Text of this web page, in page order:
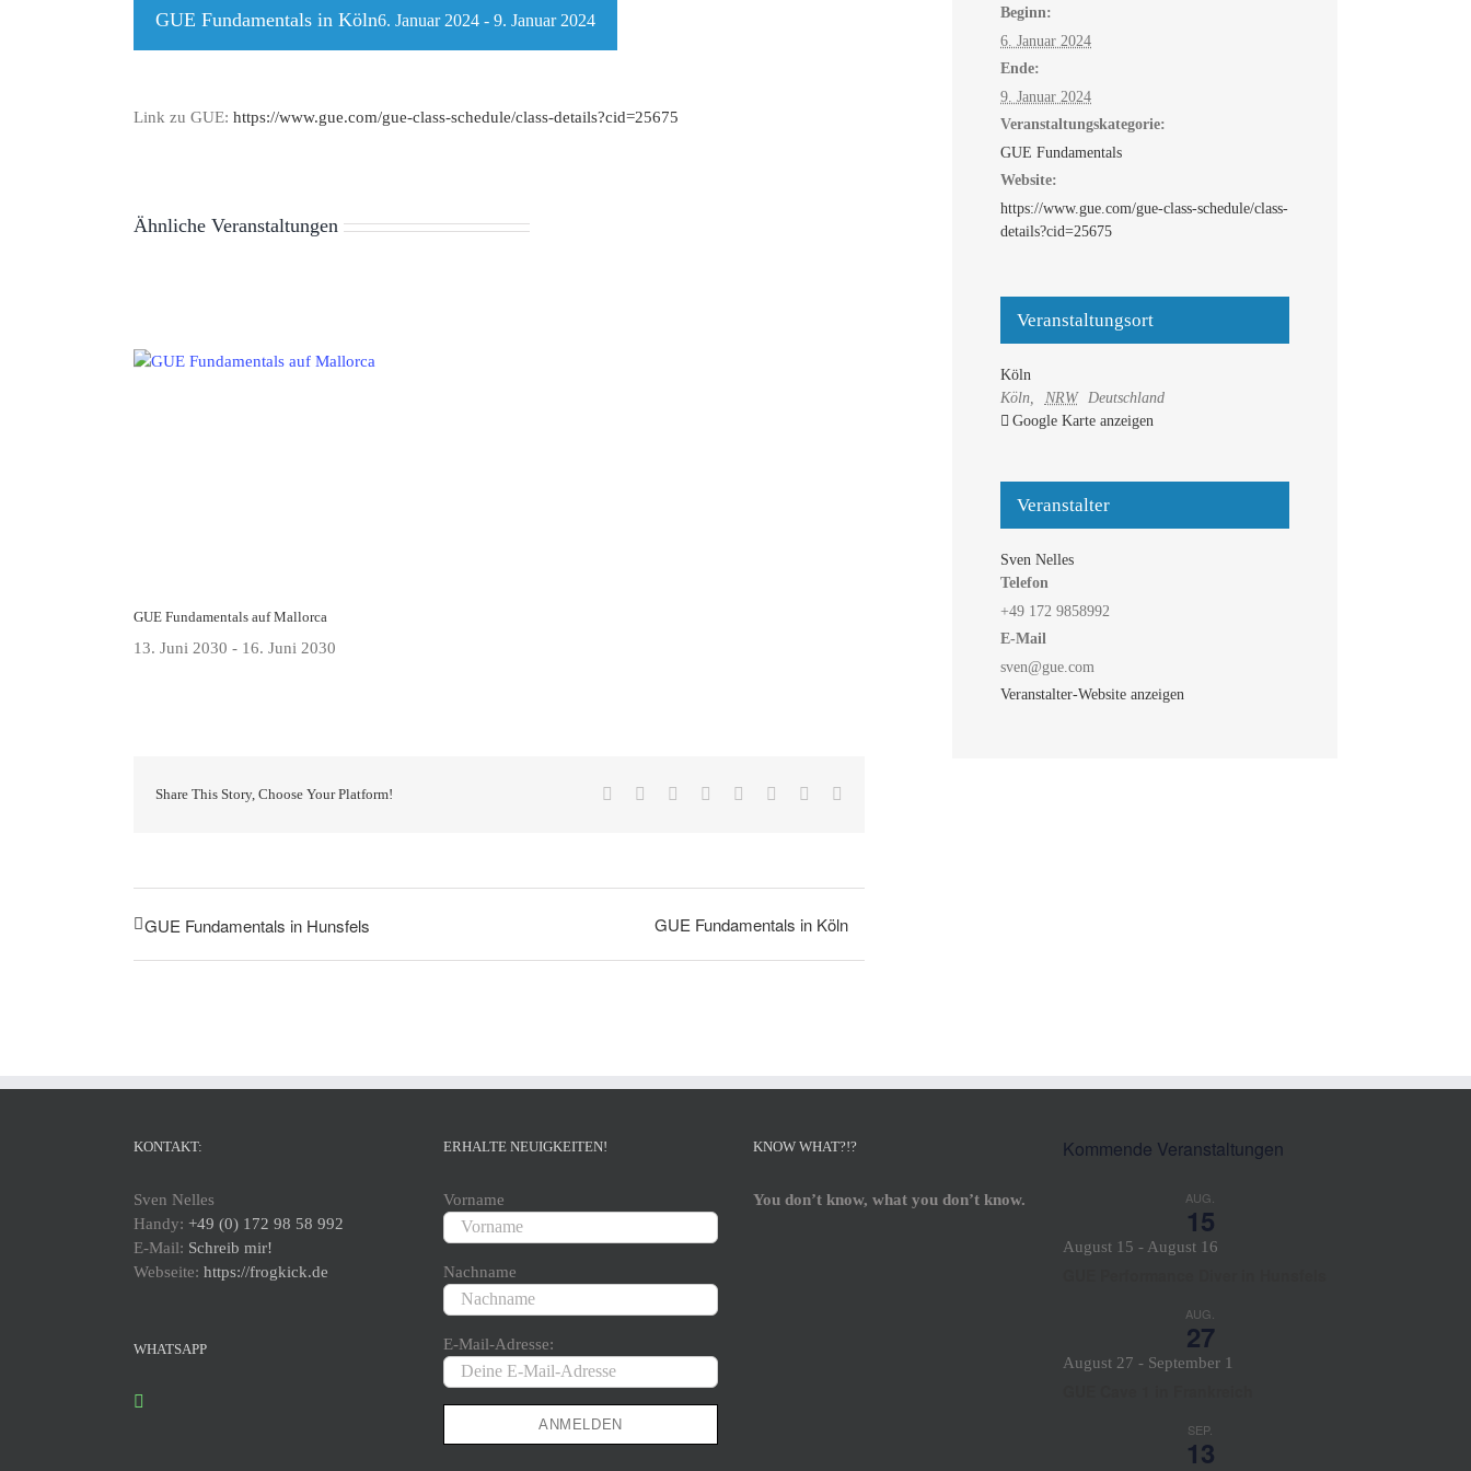
GUE Fundamentals in Köln6. Januar 2024 - 9. Januar 2024
Link zu GUE: https://www.gue.com/gue-class-schedule/class-details?cid=25675
Ähnliche Veranstaltungen
GUE Fundamentals auf Mallorca
13. Juni 2030 - 16. Juni 2030
Share This Story, Choose Your Platform! Facebook Reddit LinkedIn
TumblrPinterest
GUE Fundamentals in Hunsfels GUE Fundamentals in Köln
Beginn:
6. Januar 2024
Ende:
9. Januar 2024
Veranstaltungskategorie:
GUE Fundamentals
Website:
https://www.gue.com/gue-class-schedule/class-
details?cid=25675
Veranstaltungsort
Köln
Köln, NRW
Deutschland
Google Karte anzeigen
Veranstalter
Sven Nelles
Telefon
+49 172 9858992
E-Mail
sven@gue.com
Veranstalter-Website anzeigen
KONTAKT:
Sven Nelles
Handy: +49 (0) 172 98 58 992
E-Mail: Schreib mir!
Webseite: https://frogkick.de
WHATSAPP
ERHALTE NEUIGKEITEN!
Vorname
Nachname
E-Mail-Adresse:
KNOW WHAT?!?
You don’t know, what you don’t know.
Kommende Veranstaltungen
AUG.
15
August 15 - August 16
AUG.
27
August 27 - September 1
SEP.
13